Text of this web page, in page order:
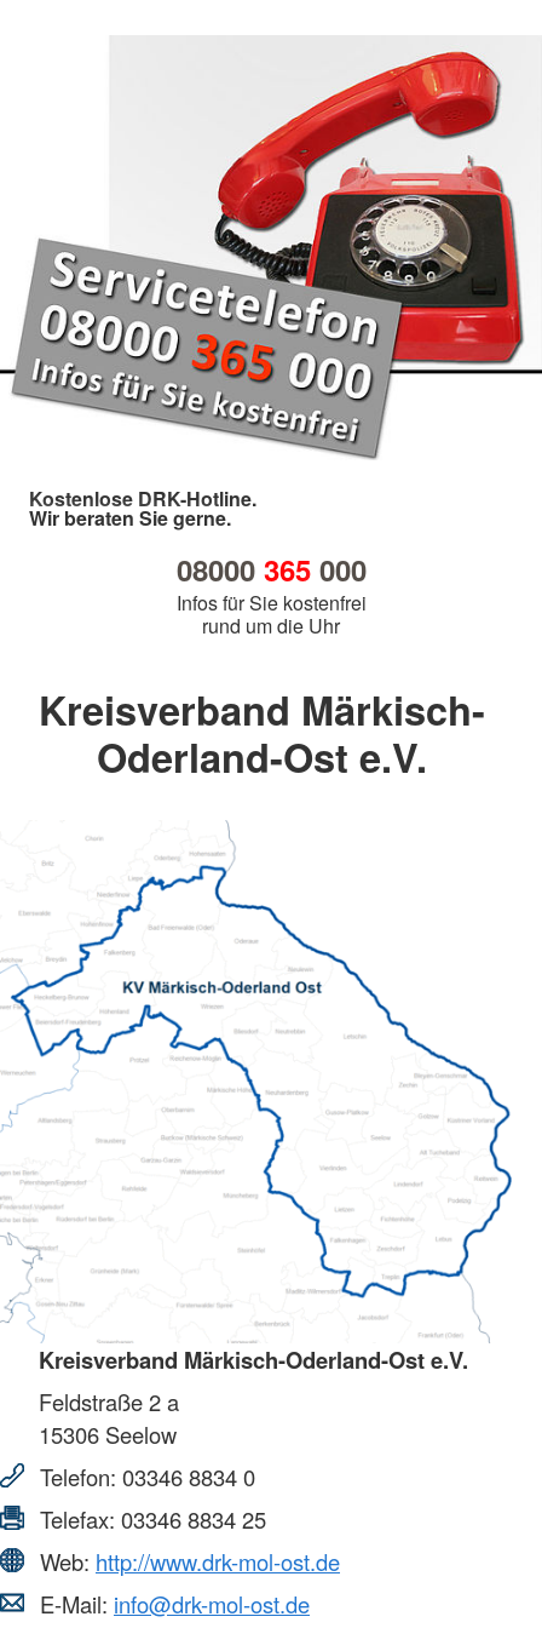
Kostenlose DRK-Hotline.
Wir beraten Sie gerne.
08000 365000
Infos für Sie kostenfrei
rund um die Uhr
Kreisverband Märkisch-
Oderland-Ost e.V.
Kreisverband Märkisch-Oderland-Ost e.V.
Feldstraße 2 a
15306 Seelow
Telefon: 03346 8834 0
Telefax: 03346 8834 25
Web: http://www.drk-mol-ost.de
E-Mail: info@drk-mol-ost.de